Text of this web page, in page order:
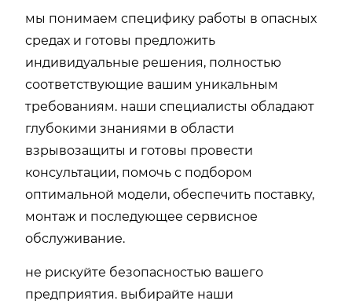
мы понимаем специфику работы в опасных
средах и готовы предложить
индивидуальные решения, полностью
соответствующие вашим уникальным
требованиям. наши специалисты обладают
глубокими знаниями в области
взрывозащиты и готовы провести
консультации, помочь с подбором
оптимальной модели, обеспечить поставку,
монтаж и последующее сервисное
обслуживание.
не рискуйте безопасностью вашего
предприятия. выбирайте наши